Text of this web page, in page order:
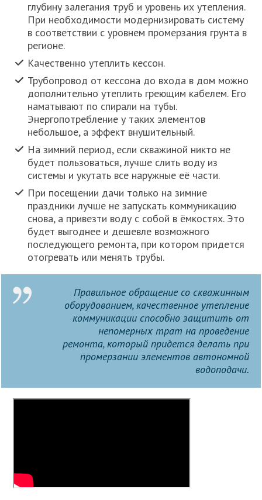
глубину залегания труб и уровень их утепления.
При необходимости модернизировать систему
в соответствии с уровнем промерзания грунта в
регионе.
Качественно утеплить кессон.
Трубопровод от кессона до входа в дом можно
дополнительно утеплить греющим кабелем. Его
наматывают по спирали на тубы.
Энергопотребление у таких элементов
небольшое, а эффект внушительный.
На зимний период, если скважиной никто не
будет пользоваться, лучше слить воду из
системы и укутать все наружные её части.
При посещении дачи только на зимние
праздники лучше не запускать коммуникацию
снова, а привезти воду с собой в ёмкостях. Это
будет выгоднее и дешевле возможного
последующего ремонта, при котором придется
отогревать или менять трубы.
Правильное обращение со скважинным
оборудованием, качественное утепление
коммуникации способно защитить от
непомерных трат на проведение
ремонта, который придется делать при
промерзании элементов автономной
водоподачи.